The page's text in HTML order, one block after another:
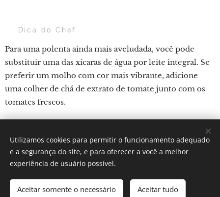
💡 Dica do Chef
Para uma polenta ainda mais aveludada, você pode
substituir uma das xícaras de água por leite integral. Se
preferir um molho com cor mais vibrante, adicione
uma colher de chá de extrato de tomate junto com os
tomates frescos.
Por: Verônica Silveira Nicoletti
Instagram: Gastronomundo.receitas
Idiomas
Utilizamos cookies para permitir o funcionamento adequado
e a segurança do site, e para oferecer a você a melhor
experiência de usuário possível.
Aceitar somente o necessário Aceitar tudo